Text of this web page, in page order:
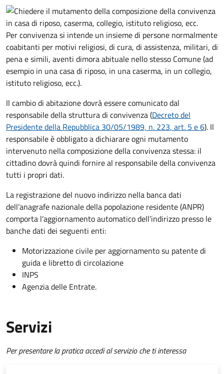
Per convivenza si intende un insieme di persone normalmente
coabitanti per motivi religiosi, di cura, di assistenza, militari, di
pena e simili, aventi dimora abituale nello stesso Comune (ad
esempio in una casa di riposo, in una caserma, in un collegio,
istituto religioso, ecc.).
Il cambio di abitazione dovrà essere comunicato dal
responsabile della struttura di convivenza (Decreto del
Presidente della Repubblica 30/05/1989, n. 223, art. 5 e 6). Il
responsabile è obbligato a dichiarare ogni mutamento
intervenuto nella composizione della convivenza stessa: il
cittadino dovrà quindi fornire al responsabile della convivenza
tutti i propri dati.
La registrazione del nuovo indirizzo nella banca dati
dell’anagrafe nazionale della popolazione residente (ANPR)
comporta l’aggiornamento automatico dell’indirizzo presso le
banche dati dei seguenti enti:
Motorizzazione civile per aggiornamento su patente di
guida e libretto di circolazione
INPS
Agenzia delle Entrate.
Servizi
Per presentare la pratica accedi al servizio che ti interessa